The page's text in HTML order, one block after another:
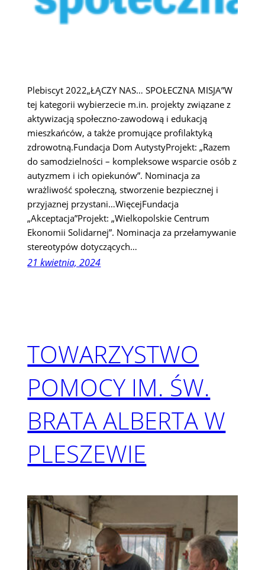
Plebiscyt 2022„ŁĄCZY NAS… SPOŁECZNA MISJA”W
tej kategorii wybierzecie m.in. projekty związane z
aktywizacją społeczno-zawodową i edukacją
mieszkańców, a także promujące profilaktyką
zdrowotną.Fundacja Dom AutystyProjekt: „Razem
do samodzielności – kompleksowe wsparcie osób z
autyzmem i ich opiekunów”. Nominacja za
wrażliwość społeczną, stworzenie bezpiecznej i
przyjaznej przystani…WięcejFundacja
„Akceptacja”Projekt: „Wielkopolskie Centrum
Ekonomii Solidarnej”. Nominacja za przełamywanie
stereotypów dotyczących…
21 kwietnia, 2024
TOWARZYSTWO
POMOCY IM. ŚW.
BRATA ALBERTA W
PLESZEWIE